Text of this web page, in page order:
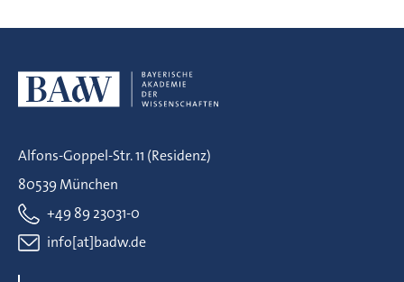
Alfons-Goppel-Str. 11 (Residenz)
80539 München
+49 89 23031-0
info[at]badw.de